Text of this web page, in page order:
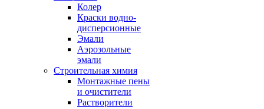
Колер
Краски водно-
дисперсионные
Эмали
Аэрозольные
эмали
Строительная химия
Монтажные пены
и очистители
Растворители